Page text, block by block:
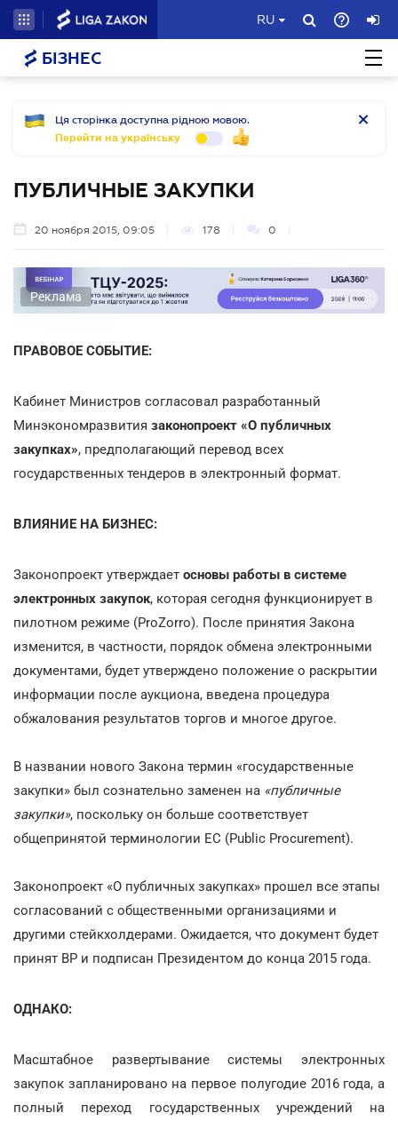
RU
БІЗНЕС
Ця сторінка доступна рідною мовою.
Перейти на українську
ПУБЛИЧНЫЕ ЗАКУПКИ
20 ноября 2015, 09:05 178 0
Реклама
ПРАВОВОЕ СОБЫТИЕ:
Кабинет Министров согласовал разработанный
Минэкономразвития законопроект «О публичных
закупках», предполагающий перевод всех
государственных тендеров в электронный формат.
ВЛИЯНИЕ НА БИЗНЕС:
Законопроект утверждает основы работы в системе
электронных закупок, которая сегодня функционирует в
пилотном режиме (ProZorro). После принятия Закона
изменится, в частности, порядок обмена электронными
документами, будет утверждено положение о раскрытии
информации после аукциона, введена процедура
обжалования результатов торгов и многое другое.
В названии нового Закона термин «государственные
закупки» был сознательно заменен на «публичные
закупки», поскольку он больше соответствует
общепринятой терминологии ЕС (Public Procurement).
Законопроект «О публичных закупках» прошел все этапы
согласований с общественными организациями и
другими стейкхолдерами. Ожидается, что документ будет
принят ВР и подписан Президентом до конца 2015 года.
ОДНАКО:
Масштабное развертывание системы электронных
закупок запланировано на первое полугодие 2016 года, а
полный переход государственных учреждений на